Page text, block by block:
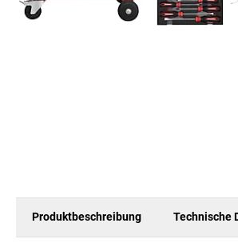
Produktbeschreibung Technische